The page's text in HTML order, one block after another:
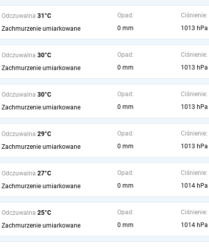
Odczuwalna 31°C
Zachmurzenie umiarkowane
Opad:
0 mm
Ciśnienie:
1013 hPa
Odczuwalna 30°C
Zachmurzenie umiarkowane
Opad:
0 mm
Ciśnienie:
1013 hPa
Odczuwalna 30°C
Zachmurzenie umiarkowane
Opad:
0 mm
Ciśnienie:
1013 hPa
Odczuwalna 29°C
Zachmurzenie umiarkowane
Opad:
0 mm
Ciśnienie:
1013 hPa
Odczuwalna 27°C
Zachmurzenie umiarkowane
Opad:
0 mm
Ciśnienie:
1014 hPa
Odczuwalna 25°C
Zachmurzenie umiarkowane
Opad:
0 mm
Ciśnienie:
1014 hPa